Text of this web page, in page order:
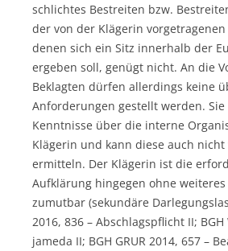
schlichtes Bestreiten bzw.
der von der Klägerin vorgetragenen
denen sich ein Sitz innerhalb der
ergeben soll, genügt nicht. An die
Beklagten dürfen allerdings keine
Anforderungen gestellt werden.
Kenntnisse über die interne
Klägerin und kann diese auch nicht
ermitteln. Der Klägerin ist die
Aufklärung hingegen ohne
zumutbar (sekundäre
2016, 836 – Abschlagspflicht II; BGH
jameda II; BGH GRUR 2014, 657 –